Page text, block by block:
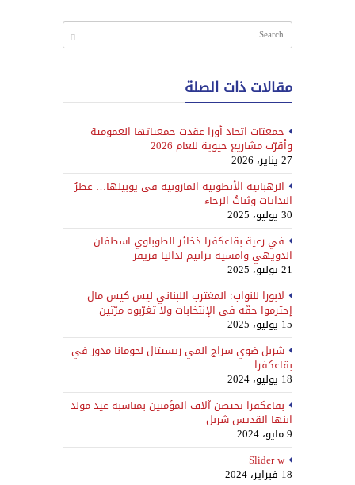
مقالات ذات الصلة
جمعيّات اتحاد أورا عقدت جمعياتها العمومية
وأقرّت مشاريع حيوية للعام 2026
27 يناير، 2026
الرهبانية الأنطونية المارونية في يوبيلها… عطرُ
البدايات وثباتُ الرجاء
30 يوليو، 2025
في رعية بقاعكفرا ذخائر الطوباوي اسطفان
الدويهي وامسية ترانيم لداليا فريفر
21 يوليو، 2025
لابورا للنواب: المغترب اللبناني ليس كيس مال
إحترموا حقّه في الإنتخابات ولا تغرّبوه مرّتين
15 يوليو، 2025
شربل ضوي سراج المي ريسيتال لجومانا مدور في
بقاعكفرا
18 يوليو، 2024
بقاعكفرا تحتضن آلاف المؤمنين بمناسبة عيد مولد
ابنها القديس شربل
9 مايو، 2024
Slider w
18 فبراير، 2024